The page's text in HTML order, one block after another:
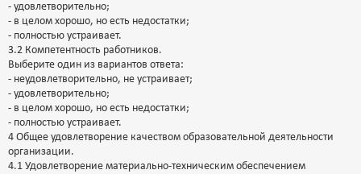
- удовлетворительно;
- в целом хорошо, но есть недостатки;
- полностью устраивает.
3.2 Компетентность работников.
Выберите один из вариантов ответа:
- неудовлетворительно, не устраивает;
- удовлетворительно;
- в целом хорошо, но есть недостатки;
- полностью устраивает.
4 Общее удовлетворение качеством образовательной деятельности
организации.
4.1 Удовлетворение материально-техническим обеспечением